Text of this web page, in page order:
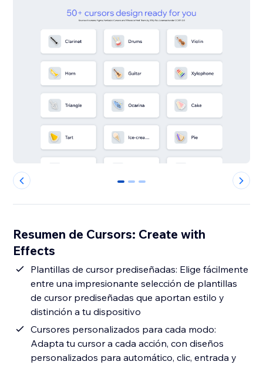
0 1 2
Resumen de Cursors: Create with
Effects
Plantillas de cursor prediseñadas: Elige fácilmente
entre una impresionante selección de plantillas
de cursor prediseñadas que aportan estilo y
distinción a tu dispositivo
Cursores personalizados para cada modo:
Adapta tu cursor a cada acción, con diseños
personalizados para automático, clic, entrada y